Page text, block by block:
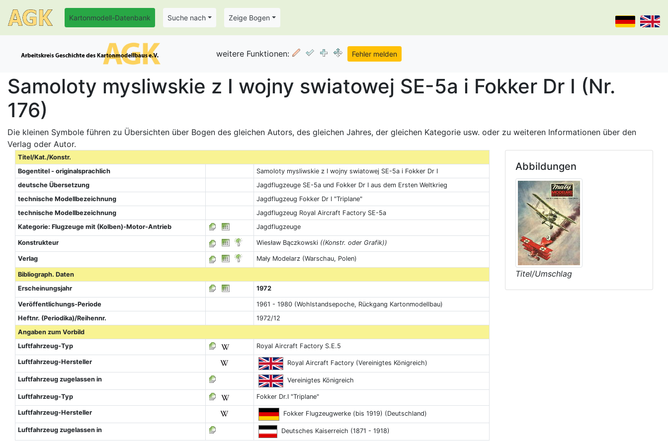
Kartonmodell-Datenbank Suche nach Zeige Bogen
weitere Funktionen:
Samoloty mysliwskie z I wojny swiatowej SE-5a i Fokker Dr I (Nr.
176)
Die kleinen Symbole führen zu Übersichten über Bogen des gleichen Autors, des gleichen Jahres, der gleichen Kategorie usw. oder zu weiteren Informationen über den
Verlag oder Autor.
Titel/Kat./Konstr.
Bogentitel - originalsprachlich
Samoloty mysliwskie z I wojny swiatowej SE-5a i Fokker Dr I
deutsche Übersetzung
Jagdflugzeuge SE-5a und Fokker Dr I aus dem Ersten Weltkrieg
technische Modellbezeichnung
Jagdflugzeug Fokker Dr I "Triplane"
technische Modellbezeichnung
Jagdflugzeug Royal Aircraft Factory SE-5a
Kategorie: Flugzeuge mit (Kolben)-Motor-Antrieb
Jagdflugzeuge
Konstrukteur Wiesław Bączkowski ((Konstr. oder Grafik))
Verlag Mały Modelarz (Warschau, Polen)
Bibliograph. Daten
Erscheinungsjahr
1972
Veröffentlichungs-Periode
1961 - 1980 (Wohlstandsepoche, Rückgang Kartonmodellbau)
Heftnr. (Periodika)/Reihennr.
1972/12
Angaben zum Vorbild
Luftfahrzeug-Typ
Royal Aircraft Factory S.E.5
Luftfahrzeug-Hersteller Royal Aircraft Factory (Vereinigtes Königreich)
Luftfahrzeug zugelassen in Vereinigtes Königreich
Luftfahrzeug-Typ Fokker Dr.I "Triplane"
Luftfahrzeug-Hersteller Fokker Flugzeugwerke (bis 1919) (Deutschland)
Luftfahrzeug zugelassen in Deutsches Kaiserreich (1871 - 1918)
Abbildungen
Titel/Umschlag